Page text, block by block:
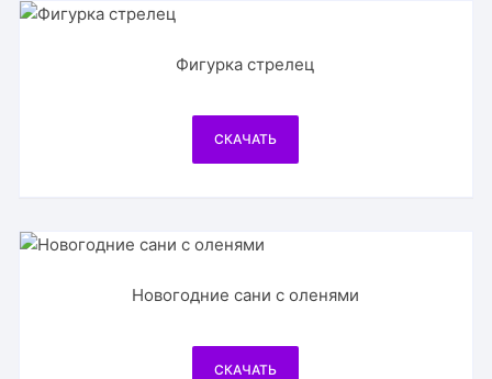
Фигурка стрелец
СКАЧАТЬ
Новогодние сани с оленями
СКАЧАТЬ